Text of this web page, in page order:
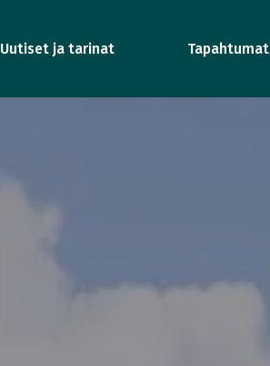
Uutiset ja tarinat Tapahtumat